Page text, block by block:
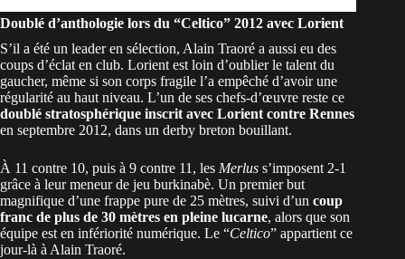
Doublé d’anthologie lors du “Celtico” 2012 avec Lorient
S’il a été un leader en sélection, Alain Traoré a aussi eu des
coups d’éclat en club. Lorient est loin d’oublier le talent du
gaucher, même si son corps fragile l’a empêché d’avoir une
régularité au haut niveau. L’un de ses chefs-d’œuvre reste ce
doublé stratosphérique inscrit avec Lorient contre Rennes
en septembre 2012, dans un derby breton bouillant.
À 11 contre 10, puis à 9 contre 11, les Merlus s’imposent 2-1
grâce à leur meneur de jeu burkinabè. Un premier but
magnifique d’une frappe pure de 25 mètres, suivi d’un coup
franc de plus de 30 mètres en pleine lucarne, alors que son
équipe est en infériorité numérique. Le “Celtico” appartient ce
jour-là à Alain Traoré.